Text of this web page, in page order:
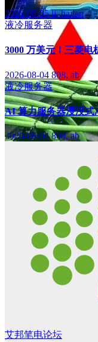
2026-08-05li, hailan
液冷服务器
3000 万美元！三菱
2026-08-04 808, ab
液冷服务器
AI 算力服务器浸没式
2026-08-04808, ab
艾邦笔电论坛